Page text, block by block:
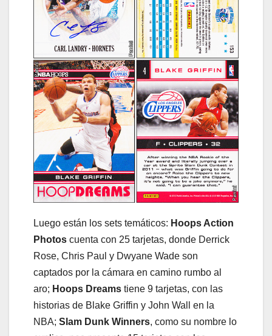
Luego están los sets temáticos: Hoops Action
Photos cuenta con 25 tarjetas, donde Derrick
Rose, Chris Paul y Dwyane Wade son
captados por la cámara en camino rumbo al
aro; Hoops Dreams tiene 9 tarjetas, con las
historias de Blake Griffin y John Wall en la
NBA; Slam Dunk Winners, como su nombre lo